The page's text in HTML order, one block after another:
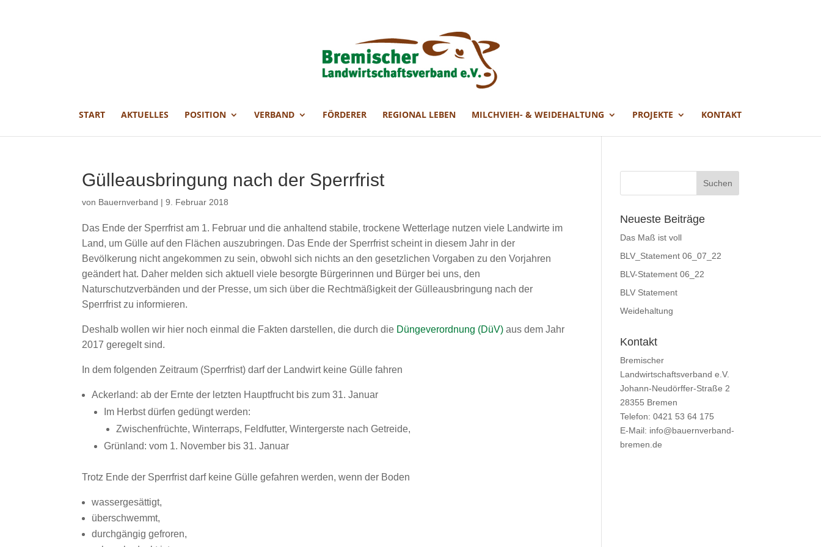
START AKTUELLES POSITION VERBAND FÖRDERER REGIONAL LEBEN MILCHVIEH- & WEIDEHALTUNG PROJEKTE KONTAKT
Gülleausbringung nach der Sperrfrist
von Bauernverband |9. Februar 2018
Das Ende der Sperrfrist am 1. Februar und die anhaltend stabile, trockene Wetterlage nutzen viele Landwirte im
Land, um Gülle auf den Flächen auszubringen. Das Ende der Sperrfrist scheint in diesem Jahr in der
Bevölkerung nicht angekommen zu sein, obwohl sich nichts an den gesetzlichen Vorgaben zu den Vorjahren
geändert hat. Daher melden sich aktuell viele besorgte Bürgerinnen und Bürger bei uns, den
Naturschutzverbänden und der Presse, um sich über die Rechtmäßigkeit der Gülleausbringung nach der
Sperrfrist zu informieren.
Deshalb wollen wir hier noch einmal die Fakten darstellen, die durch die Düngeverordnung (DüV) aus dem Jahr
2017 geregelt sind.
In dem folgenden Zeitraum (Sperrfrist) darf der Landwirt keine Gülle fahren
Ackerland: ab der Ernte der letzten Hauptfrucht bis zum 31. Januar
Im Herbst dürfen gedüngt werden:
Zwischenfrüchte, Winterraps, Feldfutter, Wintergerste nach Getreide,
Grünland: vom 1. November bis 31. Januar
Trotz Ende der Sperrfrist darf keine Gülle gefahren werden, wenn der Boden
wassergesättigt,
überschwemmt,
durchgängig gefroren,
Neueste Beiträge
Das Maß ist voll
BLV_Statement 06_07_22
BLV-Statement 06_22
BLV Statement
Weidehaltung
Kontakt
Bremischer
Landwirtschaftsverband e.V.
Johann-Neudörffer-Straße 2
28355 Bremen
Telefon: 0421 53 64 175
E-Mail: info@bauernverband-
bremen.de